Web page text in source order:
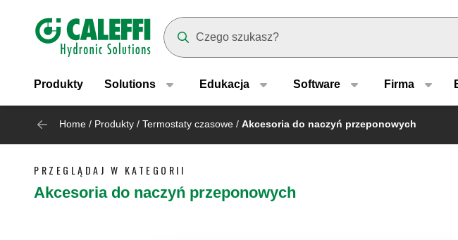
Header main navigation
Produkty Solutions Edukacja Software Firma
Home / Produkty / Termostaty czasowe / Akcesoria do naczyń przeponowych
PRZEGLĄDAJ W KATEGORII
Akcesoria do naczyń przeponowych